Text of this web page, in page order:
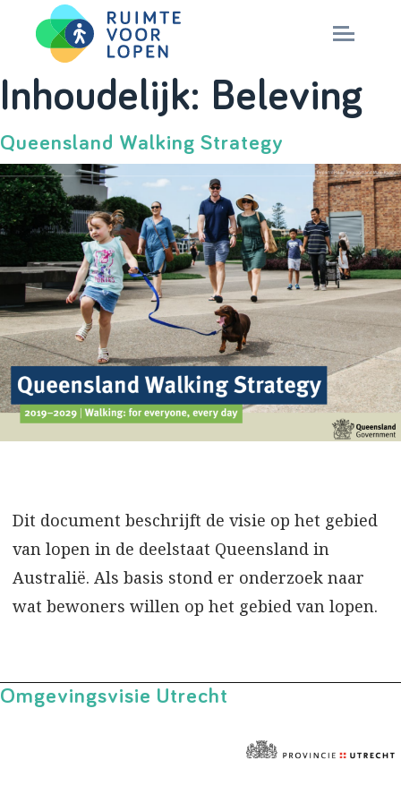
Skip
to
content
NIEUWS
KENNIS
PARTNERS
CITY DEAL
MAGAZINES
Nationaal Masterplan
Inhoudelijk: Beleving
Queensland Walking Strategy
Dit document beschrijft de visie op het gebied
van lopen in de deelstaat Queensland in
Australië. Als basis stond er onderzoek naar
wat bewoners willen op het gebied van lopen.
Omgevingsvisie Utrecht